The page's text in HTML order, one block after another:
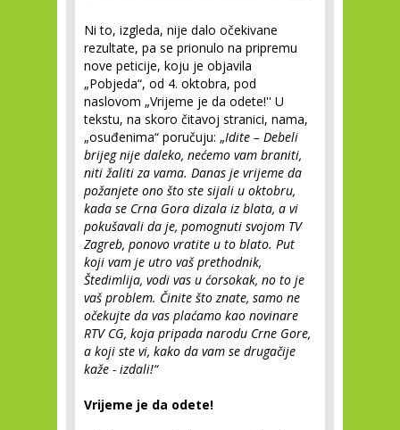
Ni to, izgleda, nije dalo očekivane
rezultate, pa se prionulo na pripremu
nove peticije, koju je objavila
„Pobjeda“, od 4. oktobra, pod
naslovom „Vrijeme je da odete!'' U
tekstu, na skoro čitavoj stranici, nama,
„osuđenima“ poručuju: „Idite – Debeli
brijeg nije daleko, nećemo vam braniti,
niti žaliti za vama. Danas je vrijeme da
požanjete ono što ste sijali u oktobru,
kada se Crna Gora dizala iz blata, a vi
pokušavali da je, pomognuti svojom TV
Zagreb, ponovo vratite u to blato. Put
koji vam je utro vaš prethodnik,
Štedimlija, vodi vas u ćorsokak, no to je
vaš problem. Činite što znate, samo ne
očekujte da vas plaćamo kao novinare
RTV CG, koja pripada narodu Crne Gore,
a koji ste vi, kako da vam se drugačije
kaže - izdali!“
Vrijeme je da odete!